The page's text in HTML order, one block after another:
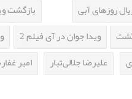
روزهای آبی
بازگشت
ویدا جوان در آی فیلم 2
علیرضا جلالی‌تبار امیر